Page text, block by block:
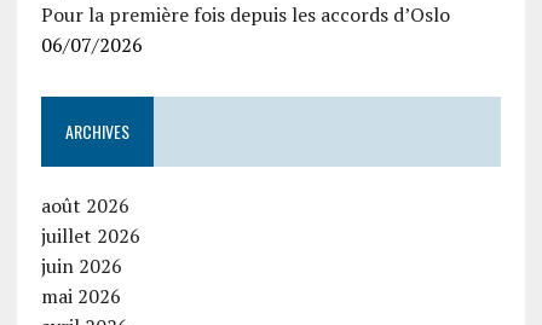
Pour la première fois depuis les accords d’Oslo
06/07/2026
ARCHIVES
août 2026
juillet 2026
juin 2026
mai 2026